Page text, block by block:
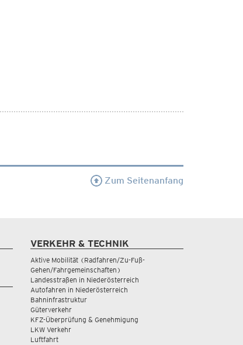
Zum Seitenanfang
VERKEHR & TECHNIK
Aktive Mobilität (Radfahren/Zu-Fuß-
Gehen/Fahrgemeinschaften)
Landesstraßen in Niederösterreich
Autofahren in Niederösterreich
Bahninfrastruktur
Güterverkehr
KFZ-Überprüfung & Genehmigung
LKW Verkehr
Luftfahrt